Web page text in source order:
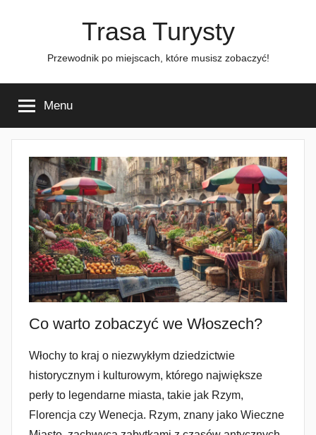
Trasa Turysty
Przewodnik po miejscach, które musisz zobaczyć!
Menu
Co warto zobaczyć we Włoszech?
Włochy to kraj o niezwykłym dziedzictwie
historycznym i kulturowym, którego największe
perły to legendarne miasta, takie jak Rzym,
Florencja czy Wenecja. Rzym, znany jako Wieczne